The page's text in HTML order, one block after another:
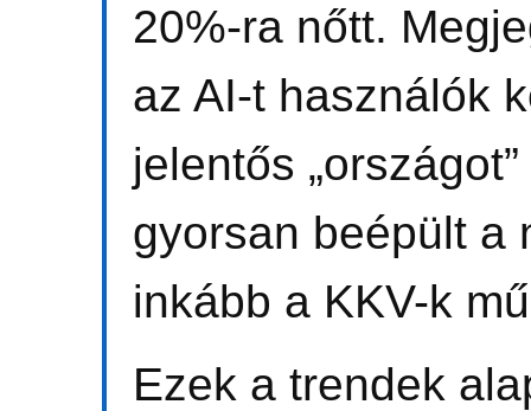
20%-ra nőtt.
az AI-t használók
jelentős
gyorsan beépült a
inkább a KKV-k
Ezek a trendek